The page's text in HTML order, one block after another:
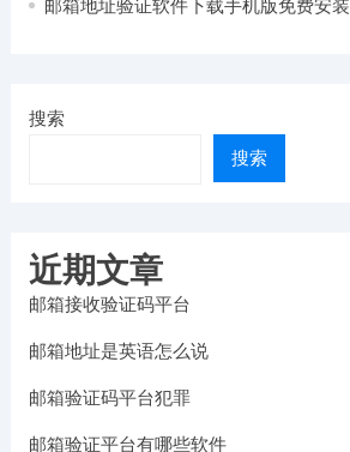
邮箱地址验证软件下载手机版免费安装
搜索
搜索
近期文章
邮箱接收验证码平台
邮箱地址是英语怎么说
邮箱验证码平台犯罪
邮箱验证平台有哪些软件